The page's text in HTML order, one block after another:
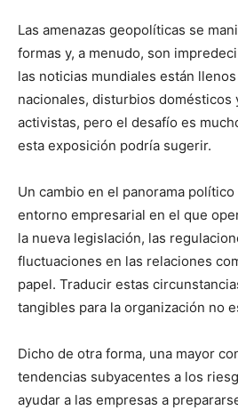
Las amenazas geopolíticas se
formas y, a menudo, son
las noticias mundiales están
nacionales, disturbios domésticos
activistas, pero el desafío es
esta exposición podría sugerir.
Un cambio en el panorama
entorno empresarial en el que
la nueva legislación, las
fluctuaciones en las relaciones
papel. Traducir estas
tangibles para la organización no
Dicho de otra forma, una mayor
tendencias subyacentes a los
ayudar a las empresas a